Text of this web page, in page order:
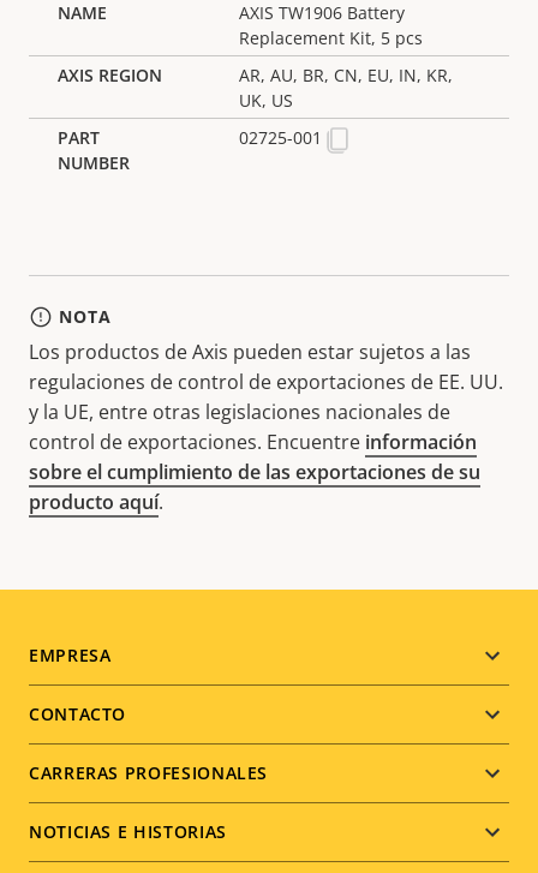
AXIS TW1906 Battery
Replacement Kit, 5 pcs
AR, AU, BR, CN, EU, IN, KR,
UK, US
02725-001
NOTA
Los productos de Axis pueden estar sujetos a las
regulaciones de control de exportaciones de EE. UU.
y la UE, entre otras legislaciones nacionales de
control de exportaciones. Encuentre información
sobre el cumplimiento de las exportaciones de su
producto aquí.
Footer
menu
EMPRESA
CONTACTO
CARRERAS PROFESIONALES
NOTICIAS E HISTORIAS